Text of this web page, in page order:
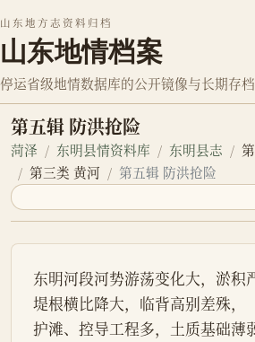
山东地方志资料归档
山东地情档案
停运省级地情数据库的公开镜像与长期存档
第五辑 防洪抢险
菏泽 东明县情资料库 东明县志
第三类 黄河
第五辑 防洪抢险
东明河段河势游荡变化大，淤积
堤根横比降大，临背高别差殊，
护滩、控导工程多，土质基础薄